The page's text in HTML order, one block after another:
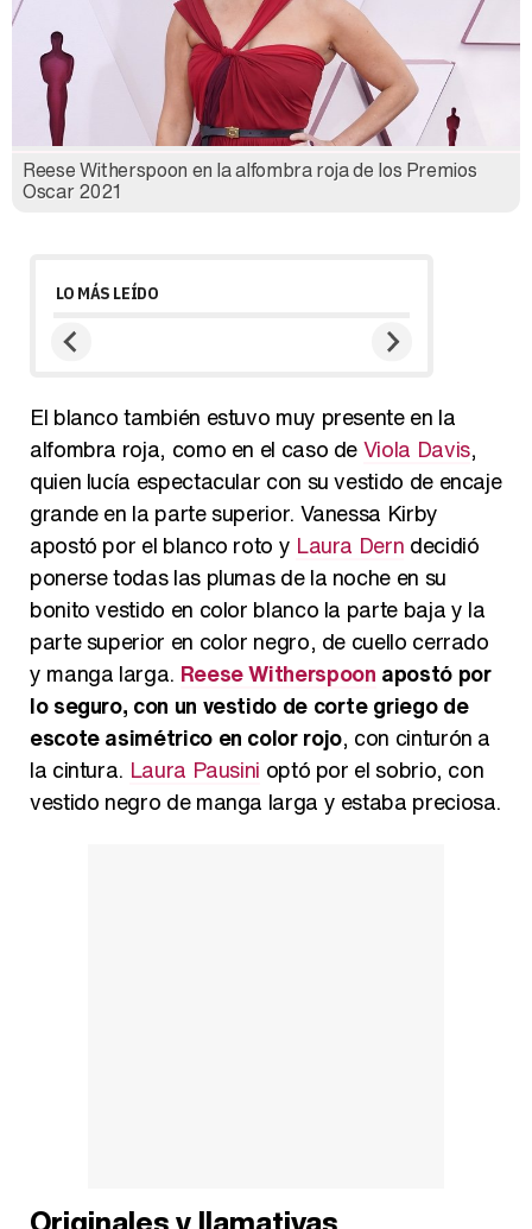
Reese Witherspoon en la alfombra roja de los Premios
Oscar 2021
LO MÁS LEÍDO
El blanco también estuvo muy presente en la
alfombra roja, como en el caso deViola Davis,
quien lucía espectacular con su vestido de encaje
grande en la parte superior. Vanessa Kirby
apostó por el blanco roto y Laura Dern decidió
ponerse todas las plumas de la noche en su
bonito vestido en color blanco la parte baja y la
parte superior en color negro, de cuello cerrado
y manga larga. Reese Witherspoon apostó por
lo seguro, con un vestido de corte griego de
escote asimétrico en color rojo, con cinturón a
la cintura. Laura Pausini optó por el sobrio, con
vestido negro de manga larga y estaba preciosa.